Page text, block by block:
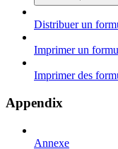
Distribuer un
Imprimer un
Imprimer des
Appendix
Annexe